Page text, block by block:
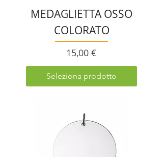
MEDAGLIETTA OSSO
COLORATO
Prezzo
15,00 €
Seleziona prodotto